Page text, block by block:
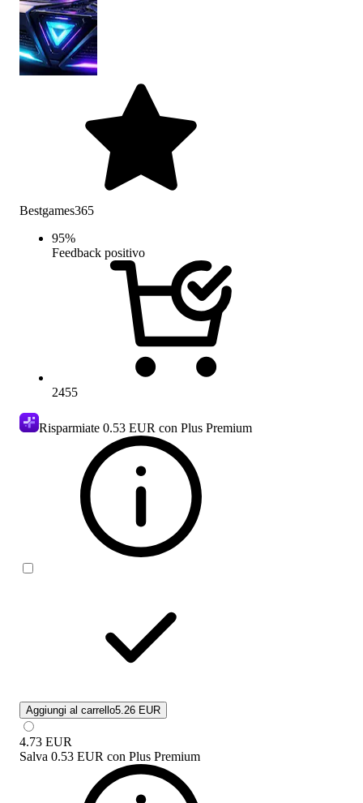
Bestgames365
95%
Feedback positivo
2455
Risparmiate 0.53 EUR con Plus Premium
Aggiungi al carrello5.26 EUR
4.73 EUR
Salva 0.53 EUR con Plus Premium